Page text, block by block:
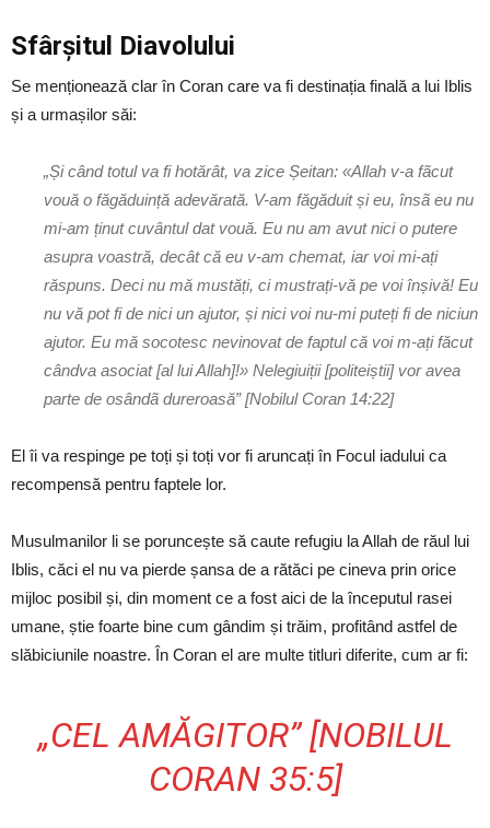
Sfârșitul Diavolului
Se menționează clar în Coran care va fi destinația finală a lui Iblis
și a urmașilor săi:
„Și când totul va fi hotărât, va zice Șeitan: «Allah v-a fãcut
vouă o făgăduință adevărată. V-am făgăduit și eu, însã eu nu
mi-am ținut cuvântul dat vouă. Eu nu am avut nici o putere
asupra voastră, decât că eu v-am chemat, iar voi mi-ați
răspuns. Deci nu mă mustăți, ci mustrați-vă pe voi înșivă! Eu
nu vă pot fi de nici un ajutor, și nici voi nu-mi puteți fi de niciun
ajutor. Eu mă socotesc nevinovat de faptul că voi m-ați făcut
cândva asociat [al lui Allah]!» Nelegiuiții [politeiștii] vor avea
parte de osândã dureroasă” [Nobilul Coran 14:22]
El îi va respinge pe toți și toți vor fi aruncați în Focul iadului ca
recompensă pentru faptele lor.
Musulmanilor li se poruncește să caute refugiu la Allah de răul lui
Iblis, căci el nu va pierde șansa de a rătăci pe cineva prin orice
mijloc posibil și, din moment ce a fost aici de la începutul rasei
umane, știe foarte bine cum gândim și trăim, profitând astfel de
slăbiciunile noastre. În Coran el are multe titluri diferite, cum ar fi:
„CEL AMĂGITOR” [NOBILUL
CORAN 35:5]